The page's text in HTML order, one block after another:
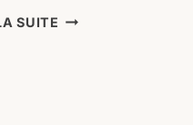
SUITE 10